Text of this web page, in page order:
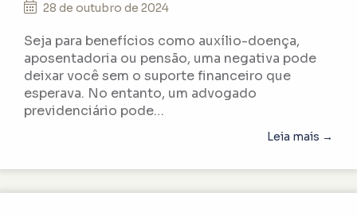
28 de outubro de 2024
Seja para benefícios como auxílio-doença,
aposentadoria ou pensão, uma negativa pode
deixar você sem o suporte financeiro que
esperava. No entanto, um advogado
previdenciário pode…
Leia mais →